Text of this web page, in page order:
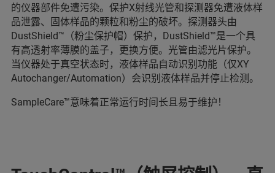
的仪器部件免遭污染。保护X射线光管和探测器免遭液体样
品泄露、固体样品的颗粒和粉尘的破坏。探测器头由
DustShield™（粉尘保护帽）保护，DustShield™是一个具
有高透射率薄膜的盖子，更换方便。光管由滤光片保护。
当仪器处于真空状态时，液体样品自动识别功能（仅XY
Autochanger/Automation）会识别液体样品并停止检测。
SampleCare™意味着正常运行时间长且易于维护！